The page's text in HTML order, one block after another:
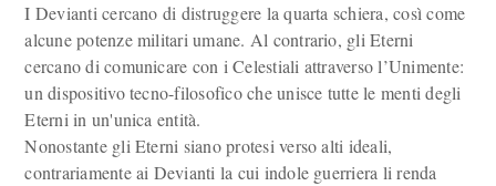
I Devianti cercano di distruggere la quarta schiera, così come
alcune potenze militari umane. Al contrario, gli Eterni
cercano di comunicare con i Celestiali attraverso l’Unimente:
un dispositivo tecno-filosofico che unisce tutte le menti degli
Eterni in un'unica entità.
Nonostante gli Eterni siano protesi verso alti ideali,
contrariamente ai Devianti la cui indole guerriera li renda